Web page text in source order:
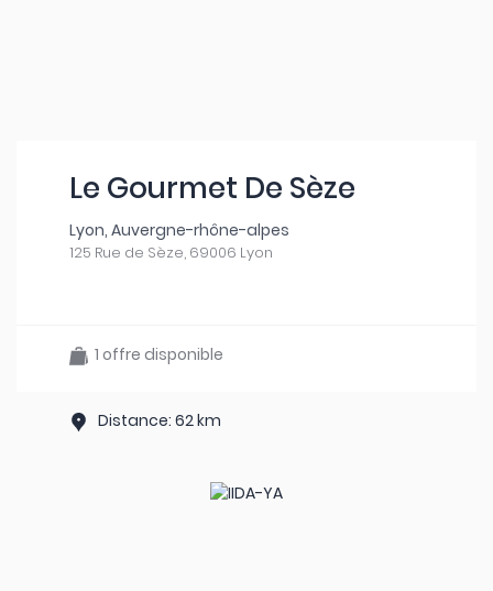
Le Gourmet De Sèze
Lyon, Auvergne-rhône-alpes
125 Rue de Sèze, 69006 Lyon
1 offre disponible
Distance: 62 km